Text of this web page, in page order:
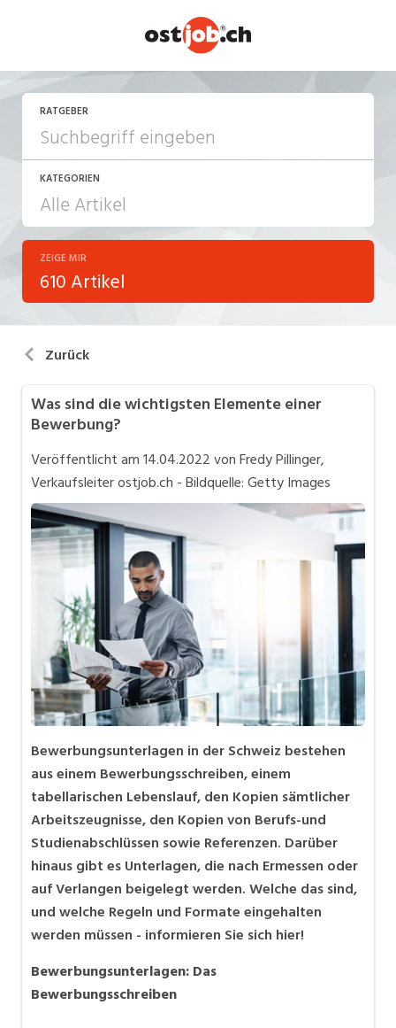
RATGEBER
KATEGORIEN
Arbeiten in der Schweiz
Arbeitsalltag
Bewerbung
Job-Coach
Job-Storys
Job-Tipps
Stellensuche
Videos
ZEIGE MIR
610 Artikel
Zurück
Was sind die wichtigsten Elemente einer
Bewerbung?
Veröffentlicht am14.04.2022von Fredy Pillinger,
Verkaufsleiter ostjob.ch - Bildquelle: Getty Images
Bewerbungsunterlagen in der Schweiz bestehen
aus einem Bewerbungsschreiben, einem
tabellarischen Lebenslauf, den Kopien sämtlicher
Arbeitszeugnisse, den Kopien von Berufs-und
Studienabschlüssen sowie Referenzen. Darüber
hinaus gibt es Unterlagen, die nach Ermessen oder
auf Verlangen beigelegt werden. Welche das sind,
und welche Regeln und Formate eingehalten
werden müssen - informieren Sie sich hier!
Bewerbungsunterlagen: Das
Bewerbungsschreiben